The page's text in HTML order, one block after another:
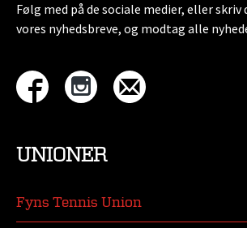
Følg med på de sociale medier, eller
vores nyhedsbreve, og modtag alle
UNIONER
Fyns Tennis Union